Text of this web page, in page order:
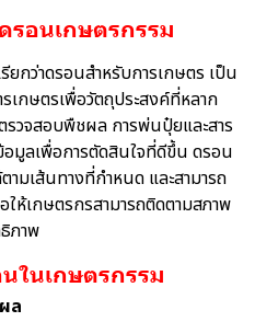
รอนเกษตรกรรม
กว่าดรอนสำหรับการเกษตร เป็น
กษตรเพื่อวัตถุประสงค์ที่หลาก
รวจสอบพืชผล การพ่นปุ๋ยและสาร
อมูลเพื่อการตัดสินใจที่ดีขึ้น ดรอน
ามเส้นทางที่กำหนด และสามารถ
ห้เกษตรกรสามารถติดตามสภาพ
ภาพ
ในเกษตรกรรม
ล